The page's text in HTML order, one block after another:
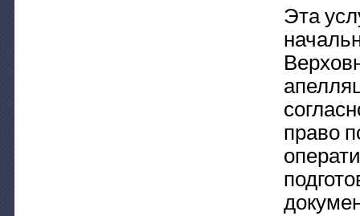
Эта
право